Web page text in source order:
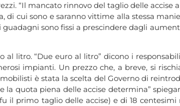
“Il mancato rinnovo del taglio delle accise
cui sono e saranno vittime alla stessa
sono fissi a prescindere dagli
litro. “Due euro al litro” dicono i responsabili
impianti. Un prezzo che, a breve, si
è stata la scelta del Governo di
la quota piena delle accise determina”
primo taglio delle accise) e di 18 centesimi